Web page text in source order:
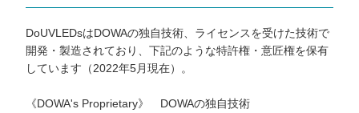
DoUVLEDsはDOWAの独自技術、ライセンスを受けた技術で
開発・製造されており、下記のような特許権・意匠権を保有
しています（2022年5月現在）。
《DOWA's Proprietary》 DOWAの独自技術